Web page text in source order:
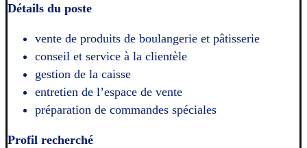
Détails du poste
vente de produits de boulangerie et pâtisserie
conseil et service à la clientèle
gestion de la caisse
entretien de l’espace de vente
préparation de commandes spéciales
Profil recherché